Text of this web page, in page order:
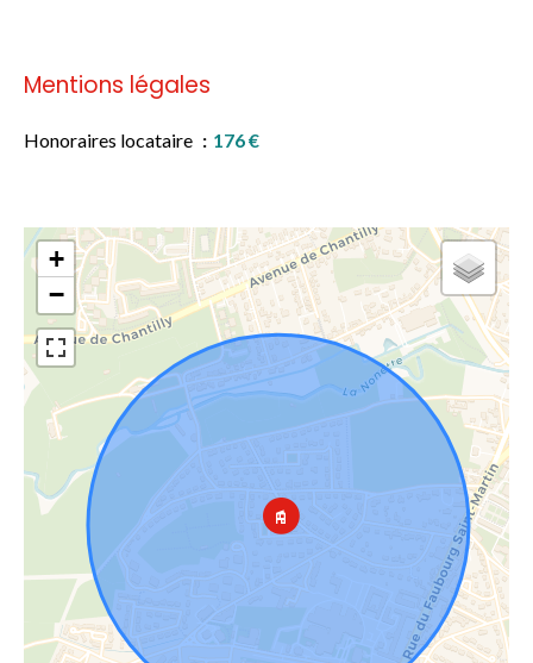
Mentions légales
Honoraires locataire 176 €
+
−